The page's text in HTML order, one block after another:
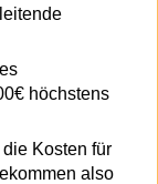
höchstens
Kosten für
also